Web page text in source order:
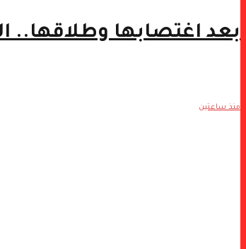
بعد اغتصابها وطلاقها..
منذ ساعتين